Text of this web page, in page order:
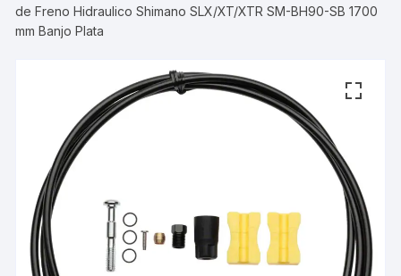
de Freno Hidraulico Shimano SLX/XT/XTR SM-BH90-SB 1700
mm Banjo Plata